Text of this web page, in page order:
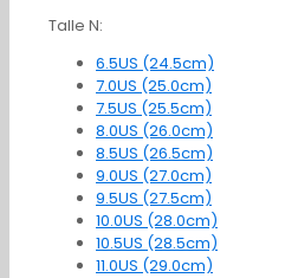
Talle N:
6.5US (24.5cm)
7.0US (25.0cm)
7.5US (25.5cm)
8.0US (26.0cm)
8.5US (26.5cm)
9.0US (27.0cm)
9.5US (27.5cm)
10.0US (28.0cm)
10.5US (28.5cm)
11.0US (29.0cm)